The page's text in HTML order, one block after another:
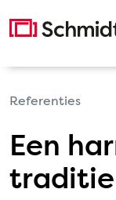
Homepage
Een
Referenties